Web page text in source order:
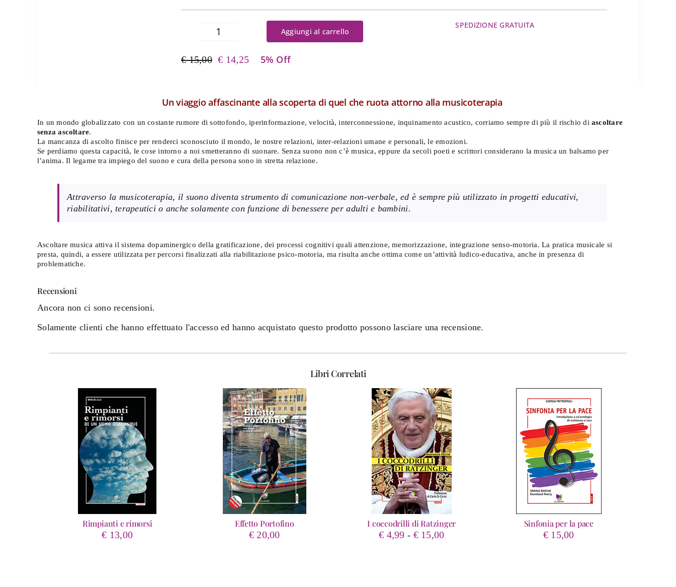
Odissea
quantità
Aggiungi al carrello
€15,00
Il
€ 15,00.
€ 14,25
Il
€ 14,25.
5% Off
SPEDIZIONE GRATUITA
Un viaggio affascinante alla scoperta di quel che ruota attorno alla musicoterapia
In un mondo globalizzato con un costante rumore di sottofondo, iperinformazione, velocità, interconnessione, inquinamento acustico, corriamo sempre di più il rischio diascoltare
senza ascoltare.
La mancanza di ascolto finisce per renderci sconosciuto il mondo, le nostre relazioni, inter-relazioni umane e personali, le emozioni.
Se perdiamo questa capacità, le cose intorno a noi smetteranno di suonare. Senza suono non c’è musica, eppure da secoli poeti e scrittori considerano la musica un balsamo per
l’anima. Il legame tra impiego del suono e cura della persona sono in stretta relazione.
Attraverso la musicoterapia, il suono diventa strumento di comunicazione non-verbale, ed è sempre più utilizzato in progetti educativi,
riabilitativi, terapeutici o anche solamente con funzione di benessere per adulti e bambini.
Ascoltare musica attiva il sistema dopaminergico della gratificazione, dei processi cognitivi quali attenzione, memorizzazione, integrazione senso-motoria. La pratica musicale si
presta, quindi, a essere utilizzata per percorsi finalizzati alla riabilitazione psico-motoria, ma risulta anche ottima come un’attività ludico-educativa, anche in presenza di
problematiche.
Recensioni
Ancora non ci sono recensioni.
Solamente clienti che hanno effettuato l'accesso ed hanno acquistato questo prodotto possono lasciare una recensione.
Libri Correlati
Rimpianti e rimorsi
€ 13,00
Effetto Portofino
€ 20,00
I coccodrilli di Ratzinger
€ 4,99 - €15,00Fascia
Sinfonia per la pace
€ 15,00